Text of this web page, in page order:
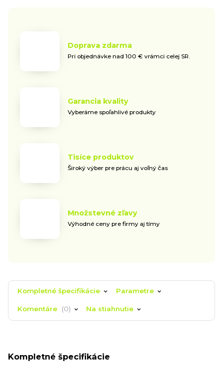
Doprava zdarma
Pri objednávke nad 100 € vrámci celej SR.
Garancia kvality
Vyberáme spoľahlivé produkty
Tisíce produktov
Široký výber pre prácu aj voľný čas
Množstevné zľavy
Výhodné ceny pre firmy aj tímy
Kompletné špecifikácie Parametre
Komentáre 0 Na stiahnutie
Kompletné špecifikácie